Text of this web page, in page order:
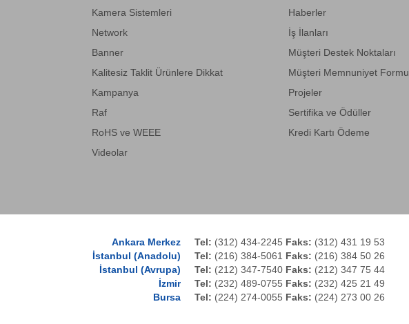
Kamera Sistemleri
Network
Banner
Kalitesiz Taklit Ürünlere Dikkat
Kampanya
Raf
RoHS ve WEEE
Videolar
Haberler
İş İlanları
Müşteri Destek Noktaları
Müşteri Memnuniyet Formu
Projeler
Sertifika ve Ödüller
Kredi Kartı Ödeme
Ankara Merkez Tel: (312) 434-2245 Faks: (312) 431 19 53
İstanbul (Anadolu)
Tel: (216) 384-5061 Faks: (216) 384 50 26
İstanbul (Avrupa)
Tel: (212) 347-7540 Faks: (212) 347 75 44
İzmir
Tel: (232) 489-0755 Faks: (232) 425 21 49
Bursa
Tel: (224) 274-0055 Faks: (224) 273 00 26